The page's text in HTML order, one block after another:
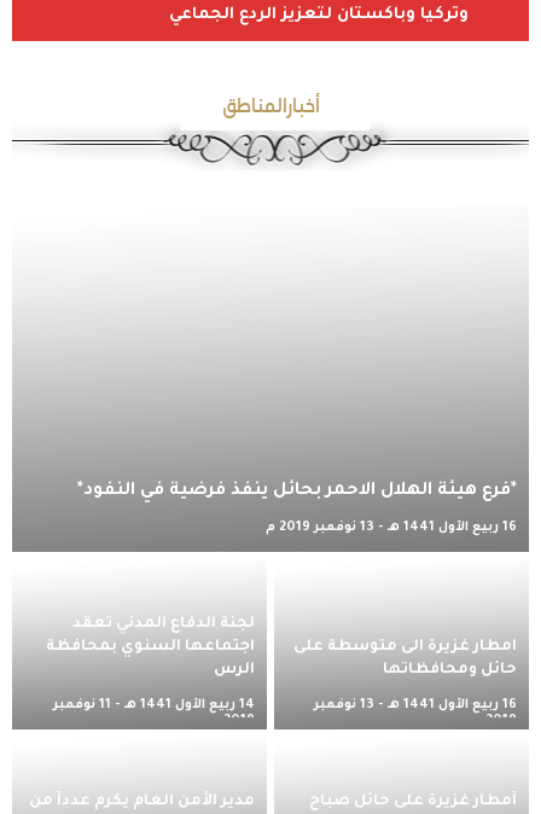
وتركيا وباكستان لتعزيز الردع الجماعي
أخبارالمناطق
*فرع هيئة الهلال الاحمر بحائل ينفذ فرضية في النفود*
16 ربيع الأول 1441 هـ - 13 نوفمبر 2019 م
امطار غزيرة الى متوسطة على
حائل ومحافظاتها
16 ربيع الأول 1441 هـ - 13 نوفمبر
2019 م
لجنة الدفاع المدني تعقد
اجتماعها السنوي بمحافظة
الرس
14 ربيع الأول 1441 هـ - 11 نوفمبر
2019 م
أمطار غزيرة على حائل صباح
مدير الأمن العام يكرم عدداً من